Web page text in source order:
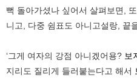
뻑 돌아가셨나 싶어서 살펴보면,
니고, 다중 쉼표도 아니고설랑, 끝
‘그게 여자의 강점 아니겠어용? 보
지리도 질리게 들러붙는다고 해서